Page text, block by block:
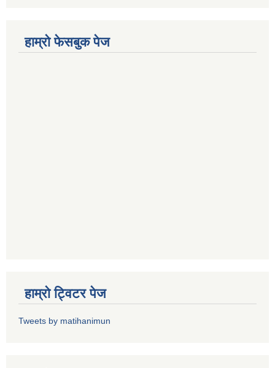
हाम्राे फेसबुक पेज
हाम्राे ट्विटर पेज
Tweets by matihanimun